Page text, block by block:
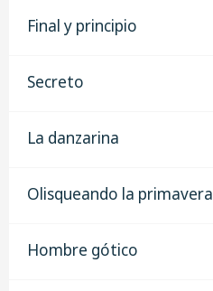
Final y principio
Secreto
La danzarina
Olisqueando la primavera
Hombre gótico